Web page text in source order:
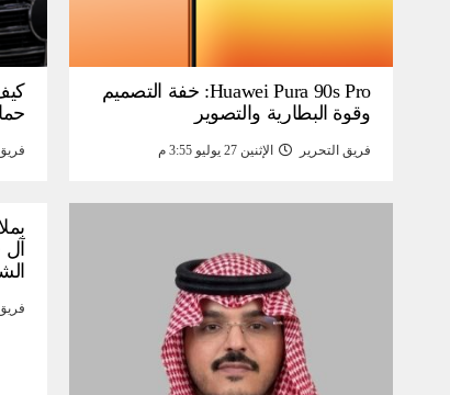
Huawei Pura 90s Pro: خفة التصميم
وقوة البطارية والتصوير
فريق التحرير الإثنين 27 يوليو 3:55 م